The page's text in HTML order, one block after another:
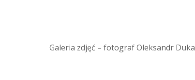
Galeria zdjęć – fotograf Oleksandr Duka